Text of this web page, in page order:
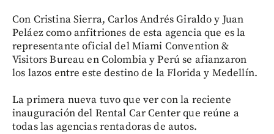
Con Cristina Sierra, Carlos Andrés Giraldo y Juan
Peláez como anfitriones de esta agencia que es la
representante oficial del Miami Convention &
Visitors Bureau en Colombia y Perú se afianzaron
los lazos entre este destino de la Florida y Medellín.
La primera nueva tuvo que ver con la reciente
inauguración del Rental Car Center que reúne a
todas las agencias rentadoras de autos.